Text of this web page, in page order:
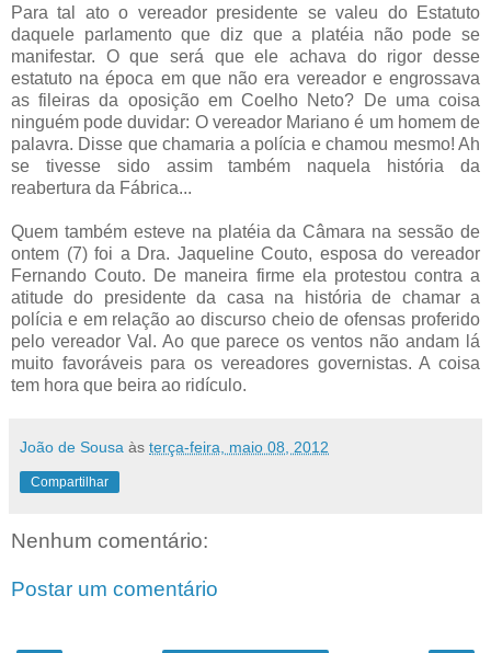
Para tal ato o vereador presidente se valeu do Estatuto
daquele parlamento que diz que a platéia não pode se
manifestar. O que será que ele achava do rigor desse
estatuto na época em que não era vereador e engrossava
as fileiras da oposição em Coelho Neto? De uma coisa
ninguém pode duvidar: O vereador Mariano é um homem de
palavra. Disse que chamaria a polícia e chamou mesmo! Ah
se tivesse sido assim também naquela história da
reabertura da Fábrica...
Quem também esteve na platéia da Câmara na sessão de
ontem (7) foi a Dra. Jaqueline Couto, esposa do vereador
Fernando Couto. De maneira firme ela protestou contra a
atitude do presidente da casa na história de chamar a
polícia e em relação ao discurso cheio de ofensas proferido
pelo vereador Val. Ao que parece os ventos não andam lá
muito favoráveis para os vereadores governistas. A coisa
tem hora que beira ao ridículo.
João de Sousa às terça-feira, maio 08, 2012
Compartilhar
Nenhum comentário:
Postar um comentário